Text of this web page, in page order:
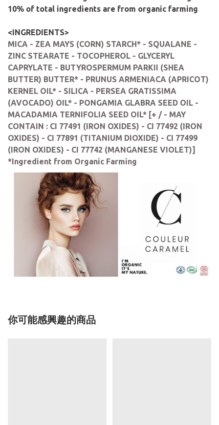
10% of total ingredients are from organic farming
<INGREDIENTS>
MICA - ZEA MAYS (CORN) STARCH* - SQUALANE -
ZINC STEARATE - TOCOPHEROL - GLYCERYL
CAPRYLATE - BUTYROSPERMUM PARKII (SHEA
BUTTER) BUTTER* - PRUNUS ARMENIACA (APRICOT)
KERNEL OIL* - SILICA - PERSEA GRATISSIMA
(AVOCADO) OIL* - PONGAMIA GLABRA SEED OIL -
MACADAMIA TERNIFOLIA SEED OIL* [+ / - MAY
CONTAIN : CI 77491 (IRON OXIDES) - CI 77492 (IRON
OXIDES) - CI 77891 (TITANIUM DIOXIDE) - CI 77499
(IRON OXIDES) - CI 77742 (MANGANESE VIOLET)]
*Ingredient from Organic Farming
你可能感興趣的商品